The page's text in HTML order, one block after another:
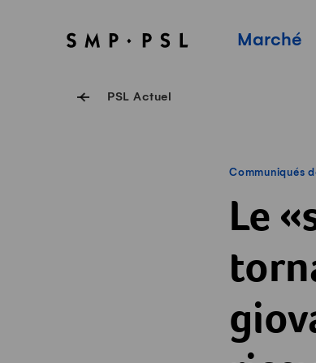
Page d'accueil
Marché
PSL Actuel
Communiqués
Le